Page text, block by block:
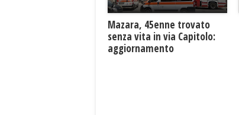
Mazara, 45enne trovato
senza vita in via Capitolo:
aggiornamento